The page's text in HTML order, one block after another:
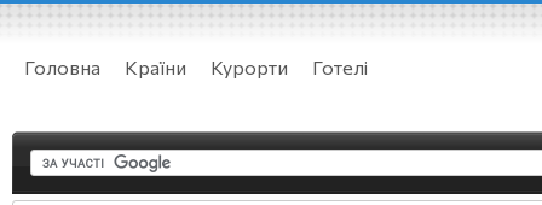
Головна Країни Курорти Готелі